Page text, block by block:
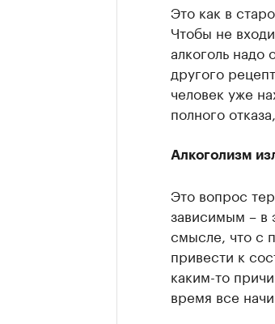
Это как в
Чтобы не
алкоголь надо
другого
человек уже
полного
Алкоголизм
Это вопрос
зависимым – в
смысле, что с
привести к
каким-то
время все